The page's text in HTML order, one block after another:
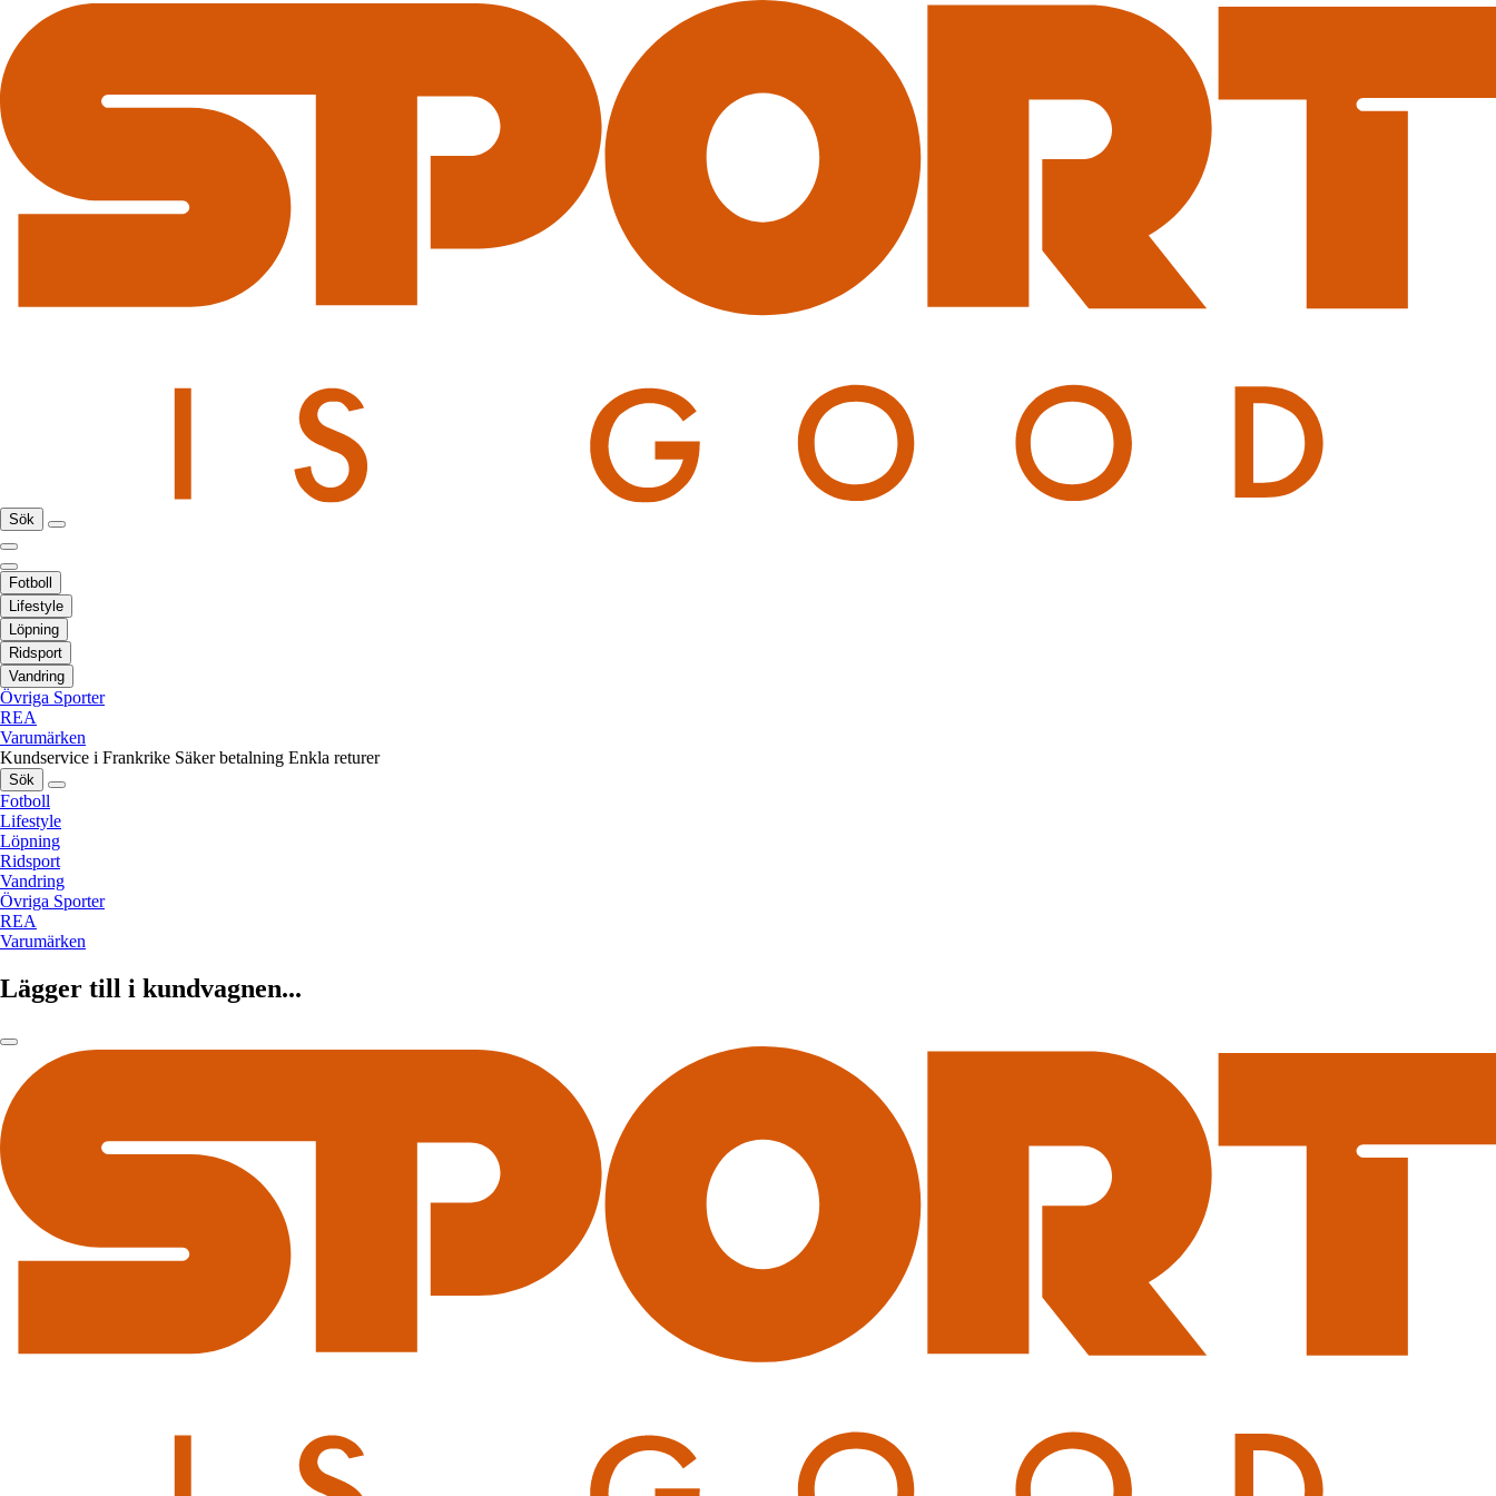
Sök
Fotboll
Lifestyle
Löpning
Ridsport
Vandring
Övriga Sporter
REA
Varumärken
Kundservice i Frankrike Säker betalning Enkla returer
Sök
Fotboll
Lifestyle
Löpning
Ridsport
Vandring
Övriga Sporter
REA
Varumärken
Lägger till i kundvagnen...